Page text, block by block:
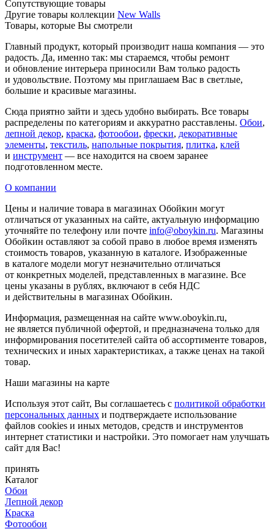
Сопутствующие товары
Другие товары коллекции New Walls
Товары, которые Вы смотрели
Главный продукт, который производит наша компания — это
радость. Да, именно так: мы стараемся, чтобы ремонт
и обновление интерьера приносили Вам только радость
и удовольствие. Поэтому мы приглашаем Вас в светлые,
большие и красивые магазины.
Сюда приятно зайти и здесь удобно выбирать. Все товары
распределены по категориям и аккуратно расставлены. Обои,
лепной декор, краска, фотообои, фрески, декоративные
элементы, текстиль, напольные покрытия, плитка, клей
и инструмент — все находится на своем заранее
подготовленном месте.
О компании
Цены и наличие товара в магазинах Обойкин могут
отличаться от указанных на сайте, актуальную информацию
уточняйте по телефону или почте info@oboykin.ru. Магазины
Обойкин оставляют за собой право в любое время изменять
стоимость товаров, указанную в каталоге. Изображенные
в каталоге модели могут незначительно отличаться
от конкретных моделей, представленных в магазине. Все
цены указаны в рублях, включают в себя НДС
и действительны в магазинах Обойкин.
Информация, размещенная на сайте www.oboykin.ru,
не является публичной офертой, и предназначена только для
информирования посетителей сайта об ассортименте товаров,
технических и иных характеристиках, а также ценах на такой
товар.
Наши магазины на карте
Используя этот сайт, Вы соглашаетесь с политикой обработки
персональных данных и подтверждаете использование
файлов cookies и иных методов, средств и инструментов
интернет статистики и настройки. Это помогает нам улучшать
сайт для Вас!
принять
Каталог
Обои
Лепной декор
Краска
Фотообои